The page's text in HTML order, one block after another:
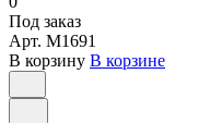
Под заказ
Арт. M1691
В корзину В корзине